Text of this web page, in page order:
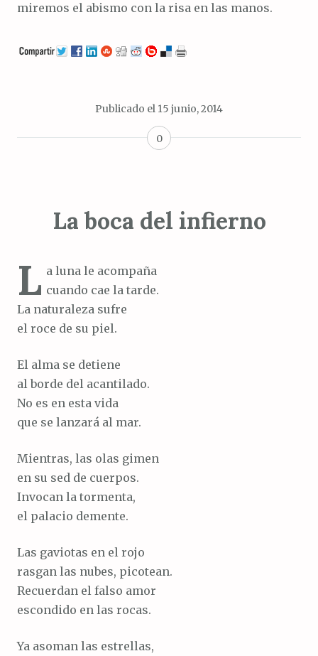
miremos el abismo con la risa en las manos.
Publicado el 15 junio, 2014
0
La boca del infierno
L a luna le acompaña
cuando cae la tarde.
La naturaleza sufre
el roce de su piel.
El alma se detiene
al borde del acantilado.
No es en esta vida
que se lanzará al mar.
Mientras, las olas gimen
en su sed de cuerpos.
Invocan la tormenta,
el palacio demente.
Las gaviotas en el rojo
rasgan las nubes, picotean.
Recuerdan el falso amor
escondido en las rocas.
Ya asoman las estrellas,